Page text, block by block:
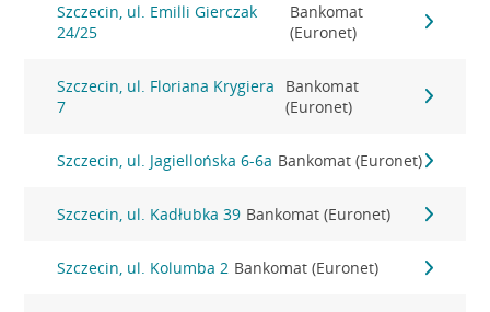
Szczecin, ul. Emilli Gierczak
24/25
Bankomat
(Euronet)
Szczecin, ul. Floriana Krygiera
7
Bankomat
(Euronet)
Szczecin, ul. Jagiellońska 6-6a Bankomat (Euronet)
Szczecin, ul. Kadłubka 39 Bankomat (Euronet)
Szczecin, ul. Kolumba 2 Bankomat (Euronet)